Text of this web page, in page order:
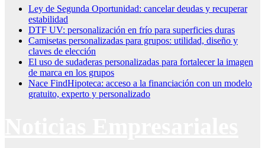
Ley de Segunda Oportunidad: cancelar deudas y recuperar
estabilidad
DTF UV: personalización en frío para superficies duras
Camisetas personalizadas para grupos: utilidad, diseño y
claves de elección
El uso de sudaderas personalizadas para fortalecer la imagen
de marca en los grupos
Nace FindHipoteca: acceso a la financiación con un modelo
gratuito, experto y personalizado